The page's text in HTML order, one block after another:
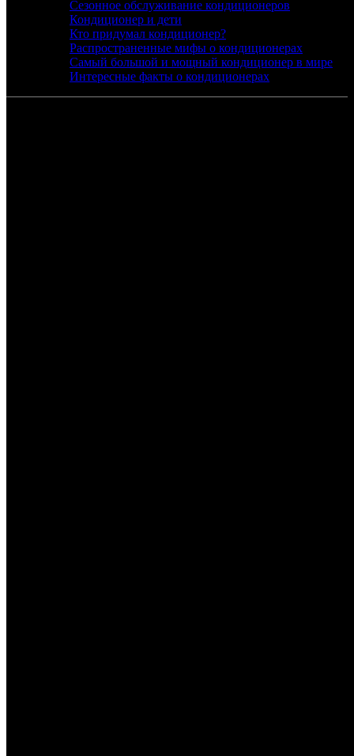
Сезонное обслуживание кондиционеров
Кондиционер и дети
Кто придумал кондиционер?
Распространенные мифы о кондиционерах
Самый большой и мощный кондиционер в мире
Интересные факты о кондиционерах